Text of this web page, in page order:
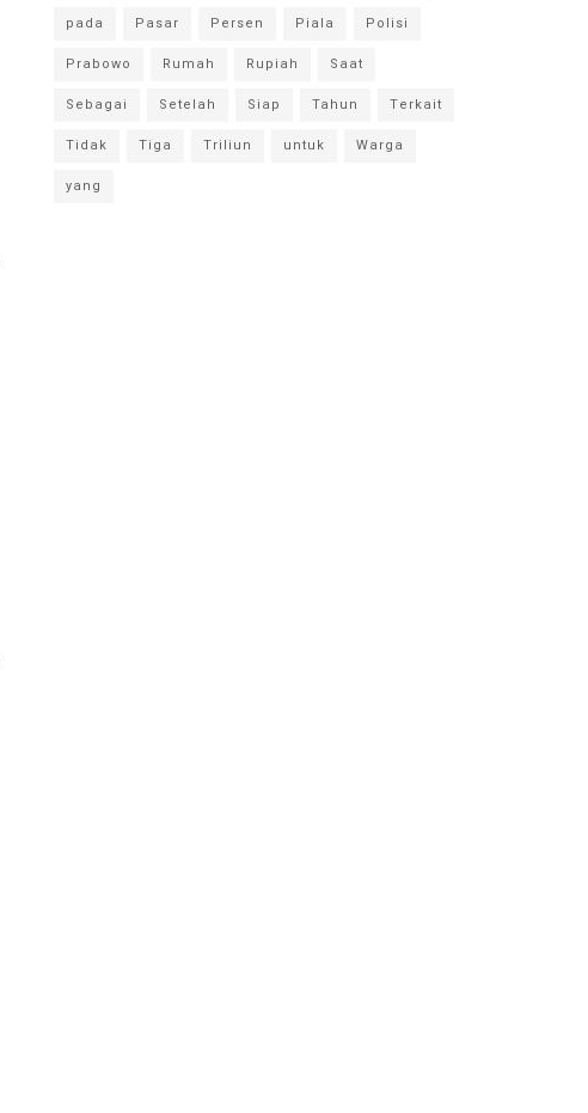
pada
Pasar Persen Piala
Polisi
Prabowo
Rumah Rupiah
Saat
Sebagai
Setelah Siap Tahun
Terkait
Tidak
Tiga Triliun untuk
Warga
yang